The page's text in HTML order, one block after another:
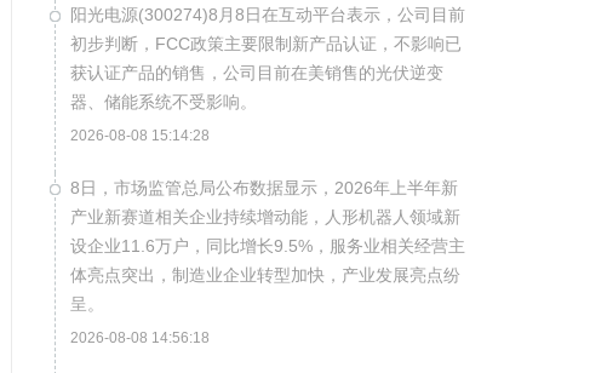
阳光电源(300274)8月8日在互动平台表示，公司目前
初步判断，FCC政策主要限制新产品认证，不影响已
获认证产品的销售，公司目前在美销售的光伏逆变
器、储能系统不受影响。
2026-08-08 15:14:28
8日，市场监管总局公布数据显示，2026年上半年新
产业新赛道相关企业持续增动能，人形机器人领域新
设企业11.6万户，同比增长9.5%，服务业相关经营主
体亮点突出，制造业企业转型加快，产业发展亮点纷
呈。
2026-08-08 14:56:18